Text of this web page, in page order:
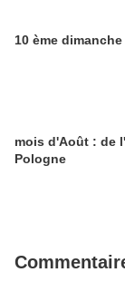
10 ème
mois d'Août : de
Pologne